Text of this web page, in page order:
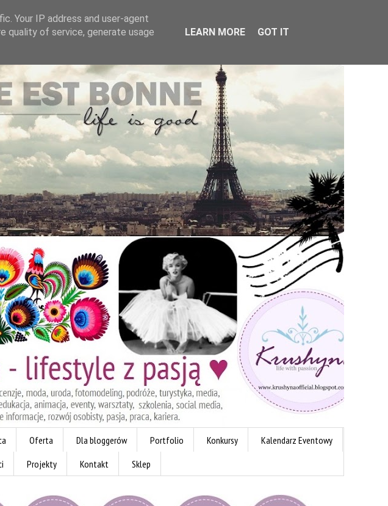
Oferta Dla bloggerów Portfolio Konkursy
Kalendarz Eventowy
Projekty Kontakt Sklep
Your IP address and user-agent
quality of service, generate usage
LEARN MORE GOT IT